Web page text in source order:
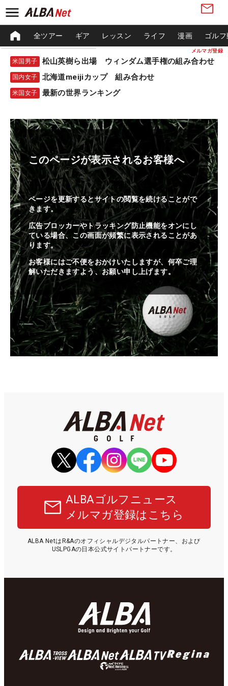
メルマガ登録
全ツアー ギア レッスン ライフ 漫画 ゴル
米国男子 松山英樹ら出場 ウィンダム選手権の組み合わせ
国内女子 北海道meijiカップ 組み合わせ
米国女子 最新の世界ランキング
このページが表示されるお客様へ
ページを更新するとサイトの閲覧を続けることがで
きます。
広告ブロッカーやトラッキング防止機能をオンにし
ている場合、この画面が頻繁に表示されることがあ
ります。
お客様にはご不便をおかけいたしますが、何卒ご理
解いただきますよう、お願い申し上げます。
ALBAゴルフニュース
メルマガ登録はこちら
ALBA NetはR&Aのオフィシャルデジタルパートナー、および
USLPGAの日本公式サイトパートナーです。